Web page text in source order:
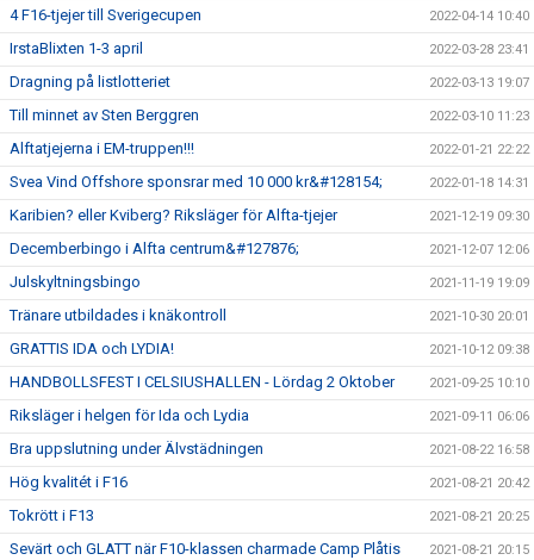
4 F16-tjejer till Sverigecupen 2022-04-14 10:40
IrstaBlixten 1-3 april 2022-03-28 23:41
Dragning på listlotteriet 2022-03-13 19:07
Till minnet av Sten Berggren 2022-03-10 11:23
Alftatjejerna i EM-truppen!!! 2022-01-21 22:22
Svea Vind Offshore sponsrar med 10 000 kr&#128154; 2022-01-18 14:31
Karibien? eller Kviberg? Riksläger för Alfta-tjejer 2021-12-19 09:30
Decemberbingo i Alfta centrum&#127876; 2021-12-07 12:06
Julskyltningsbingo 2021-11-19 19:09
Tränare utbildades i knäkontroll 2021-10-30 20:01
GRATTIS IDA och LYDIA! 2021-10-12 09:38
HANDBOLLSFEST I CELSIUSHALLEN - Lördag 2 Oktober 2021-09-25 10:10
Riksläger i helgen för Ida och Lydia 2021-09-11 06:06
Bra uppslutning under Älvstädningen 2021-08-22 16:58
Hög kvalitét i F16 2021-08-21 20:42
Tokrött i F13 2021-08-21 20:25
Sevärt och GLATT när F10-klassen charmade Camp Plåtis 2021-08-21 20:15